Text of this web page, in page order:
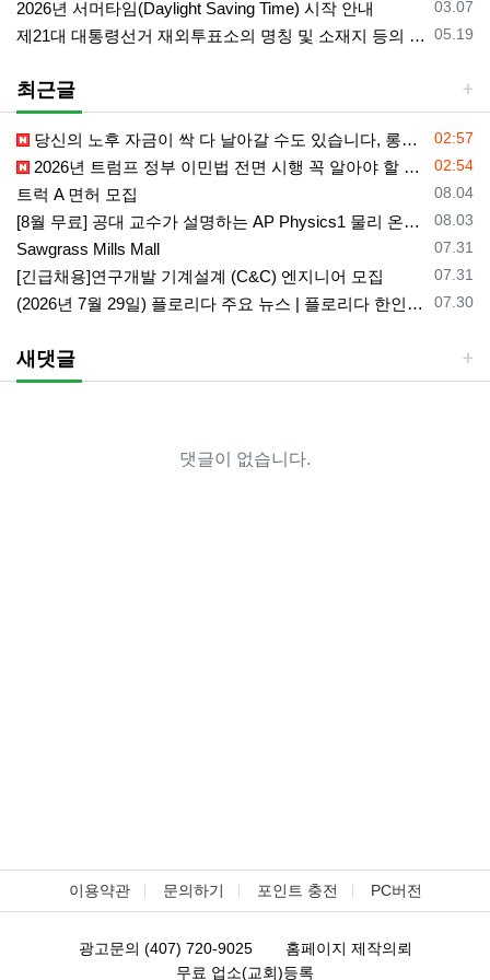
등록일
03.07
2026년 서머타임(Daylight Saving Time) 시작 안내
등록일
05.19
제21대 대통령선거 재외투표소의 명칭 및 소재지 등의 공고/올랜도 제외 투표소
최근글
등록일
02:57
당신의 노후 자금이 싹 다 날아갈 수도 있습니다, 롱텀케어 준비 하기
등록일
02:54
2026년 트럼프 정부 이민법 전면 시행 꼭 알아야 할 4가지!!
등록일
08.04
트럭 A 면허 모집
등록일
08.03
[8월 무료] 공대 교수가 설명하는 AP Physics1 물리 온라인 강의
등록일
07.31
Sawgrass Mills Mall
등록일
07.31
[긴급채용]연구개발 기계설계 (C&C) 엔지니어 모집
등록일
07.30
(2026년 7월 29일) 플로리다 주요 뉴스 | 플로리다 한인 닷컴
새댓글
댓글이 없습니다.
이용약관 문의하기 포인트 충전 PC버전
광고문의 (407) 720-9025
홈페이지 제작의뢰
무료 업소(교회)등록